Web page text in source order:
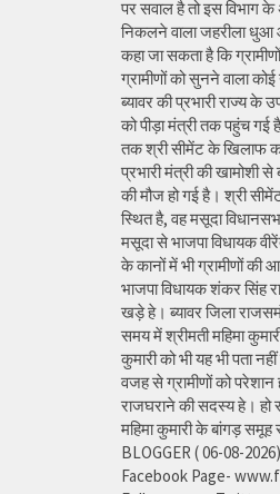
पर सवाल है तो इस विभाग
निकलने वाला जहरीला धुआ
कहा जा सकता है कि
ग्रामीणों को सुनने वाला
ब्यावर की प्रभारी राज्य के
को पीड़ा मंत्री तक पहुंच गई
तक श्री सीमेंट के खिलाफ
प्रभारी मंत्री की खामोशी
की मौज हो गई है। श्री
स्थित है, वह मसूदा
मसूदा से भाजपा विधायक
के कानों में भी ग्रामीणों की
भाजपा विधायक शंकर सिंह
खड़े हे। ब्यावर जिला
समय में श्रीमती महिमा
कुमारी को भी यह भी पता
वजह से ग्रामीणों को परेशान
राजघराने की सदस्य हे।
महिमा कुमारी के बांगड़
BLOGGER ( 06-08-
Facebook Page-